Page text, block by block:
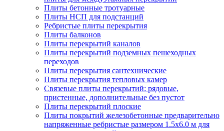
Плиты бетонные тротуарные
Плиты НСП для подстанций
Ребристые плиты перекрытия
Плиты балконов
Плиты перекрытий каналов
Плиты перекрытий подземных пешеходных
переходов
Плиты перекрытия сантехнические
Плиты перекрытия тепловых камер
Связевые плиты перекрытий: рядовые,
пристенные, дополнительные без пустот
Плиты перекрытий плоские
Плиты покрытий железобетонные предварительно
напряженные ребристые размером 1.5х6.0 м для